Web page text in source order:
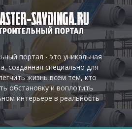
портал - это уникальная
созданная специально для
жизнь всем тем, кто
обстановку и воплотить
интерьере в реальность